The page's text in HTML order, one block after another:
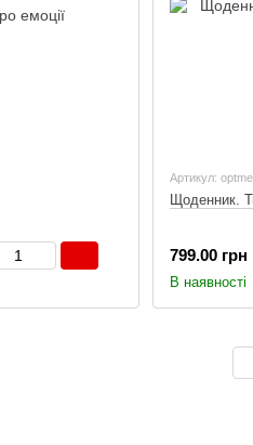
Артикул:
Щоденник.
799.00 грн
В наявності